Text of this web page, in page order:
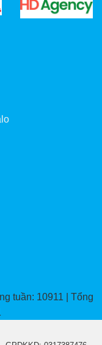
tuần: 10911 | Tổng